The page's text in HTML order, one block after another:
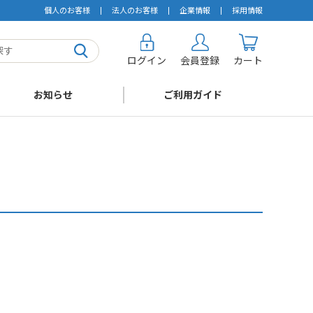
個人のお客様 法人のお客様 企業情報 採用情報
ログイン 会員登録 カート
お知らせ ご利用ガイド